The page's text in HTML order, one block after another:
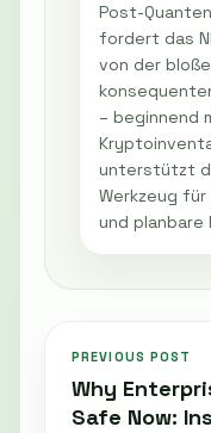
Post-
fordert das
von der
– beginnend
unterstützt
Werkzeug
und planbare
PREVIOUS POST
Why
Safe Now: